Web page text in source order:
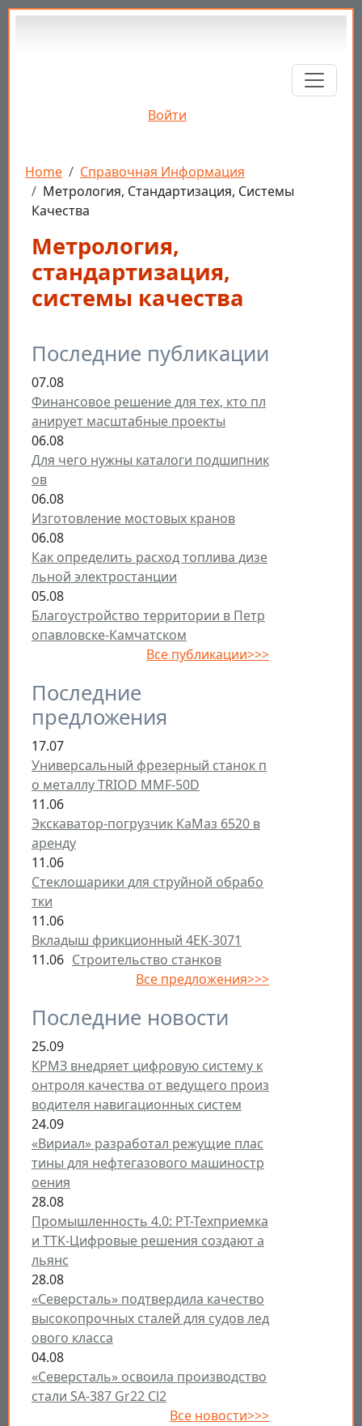
Перейти к основному содержанию
Войти
Строка навигации
Home
Справочная Информация
Метрология, Стандартизация, Системы
Качества
Последние публикации
07.08
Финансовое решение для тех, кто пл
анирует масштабные проекты
06.08
Для чего нужны каталоги подшипник
ов
06.08
Изготовление мостовых кранов
06.08
Как определить расход топлива дизе
льной электростанции
05.08
Благоустройство территории в Петр
опавловске-Камчатском
Все публикации>>>
Последние
предложения
17.07
Универсальный фрезерный станок п
о металлу TRIOD MMF-50D
11.06
Экскаватор-погрузчик КаМаз 6520 в
аренду
11.06
Стеклошарики для струйной обрабо
тки
11.06
Вкладыш фрикционный 4ЕК-3071
11.06 Строительство станков
Все предложения>>>
Последние новости
25.09
КРМЗ внедряет цифровую систему к
онтроля качества от ведущего произ
водителя навигационных систем
24.09
«Вириал» разработал режущие плас
тины для нефтегазового машиностр
оения
28.08
Промышленность 4.0: РТ-Техприемка
и ТТК-Цифровые решения создают а
льянс
28.08
«Северсталь» подтвердила качество
высокопрочных сталей для судов лед
ового класса
04.08
«Северсталь» освоила производство
стали SA-387 Gr22 Cl2
Все новости>>>
Метрология,
стандартизация,
системы качества